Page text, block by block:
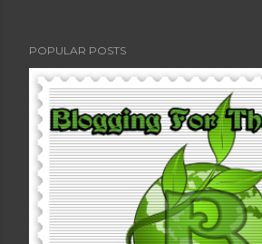
POPULAR POSTS